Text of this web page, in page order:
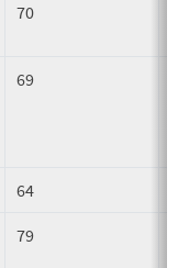
70
69
64
79